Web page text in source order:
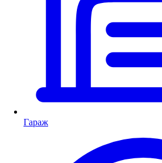
Гараж